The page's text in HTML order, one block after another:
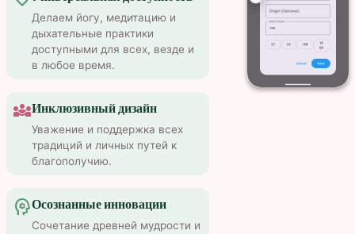
Делаем йогу, медитацию и
дыхательные практики
доступными для всех, везде и
в любое время.
diversity_3Инклюзивный дизайн
Уважение и поддержка всех
традиций и личных путей к
благополучию.
psychologyОсознанные инновации
Сочетание древней мудрости и